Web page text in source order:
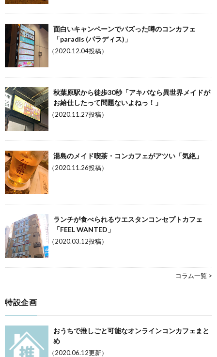
面白いキャンペーンでバズった噂のコンカフェ
「paradis (パラディス)」
（2020.12.04投稿）
秋葉原駅から徒歩30秒「アキバなら異世界メイドが
お給仕したって問題ないよねっ！」
（2020.11.27投稿）
湯島のメイド喫茶・コンカフェがアツい「気絶」
（2020.11.26投稿）
ランチが食べられるウエスタンコンセプトカフェ
「FEEL WANTED」
（2020.03.12投稿）
コラム一覧 >
特設企画
おうちで推しごと可能なオンラインコンカフェまと
め
（2020.06.12更新）